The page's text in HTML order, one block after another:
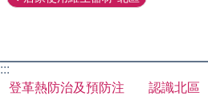
:::
登革熱防治及預防注
認識北區